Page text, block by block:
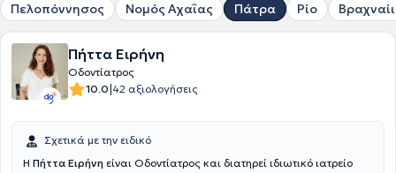
Πελοπόννησος Νομός Αχαΐας Πάτρα Ρίο
Πήττα Ειρήνη
Οδοντίατρος
10.0|42 αξιολογήσεις
Σχετικά με την ειδικό
Η Πήττα Ειρήνη είναι Οδοντίατρος και διατηρεί ιδιωτικό ιατρείο